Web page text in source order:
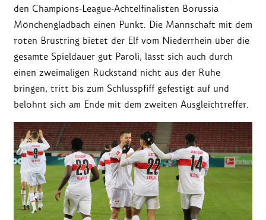
den Champions-League-Achtelfinalisten Borussia
Mönchengladbach einen Punkt. Die Mannschaft mit dem
roten Brustring bietet der Elf vom Niederrhein über die
gesamte Spieldauer gut Paroli, lässt sich auch durch
einen zweimaligen Rückstand nicht aus der Ruhe
bringen, tritt bis zum Schlusspfiff gefestigt auf und
belohnt sich am Ende mit dem zweiten Ausgleichtreffer.